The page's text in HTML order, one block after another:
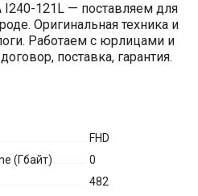
I240-121L — поставляем для
Оригинальная техника и
Работаем с юрлицами и
поставка, гарантия.
FHD
(Гбайт)
0
482